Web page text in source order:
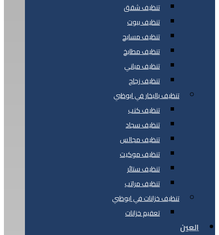
تنظيف شقق
تنظيف بيوت
تنظيف مسابح
تنظيف مطابخ
تنظيف مباني
تنظيف زجاج
تنظيف بالبخار في ابوظبي
تنظيف كنب
تنظيف سجاد
تنظيف مجالس
تنظيف موكيت
تنظيف ستائر
تنظيف مراتب
تنظيف خزانات في ابوظبي
تعقيم خزانات
العين